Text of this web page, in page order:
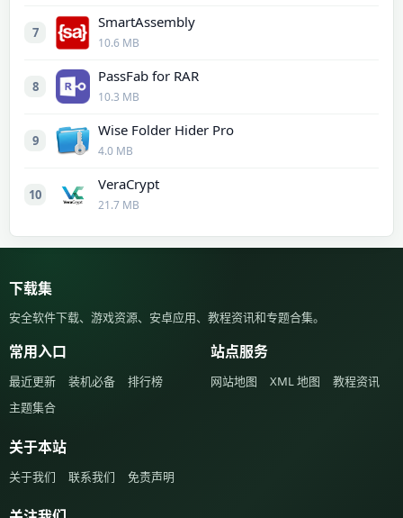
7
SmartAssembly
10.6 MB
8
PassFab for RAR
10.3 MB
9
Wise Folder Hider Pro
4.0 MB
10
VeraCrypt
21.7 MB
下载集
安全软件下载、游戏资源、安卓应用、教程资讯和专题合集。
常用入口
最近更新 装机必备
排行榜
主题集合
站点服务
网站地图 XML 地图 教程资讯
关于本站
关于我们 联系我们 免责声明